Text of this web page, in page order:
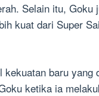
Selain itu, Goku
kuat dari Super
baru yang
ketika ia